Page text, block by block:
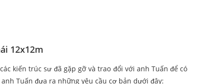
12x12m
kiến trúc sư đã gặp gỡ và trao đổi với anh Tuấn để có
Tuấn đưa ra những yêu cầu cơ bản dưới đây: